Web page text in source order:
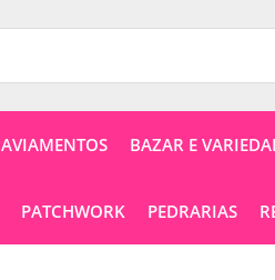
AVIAMENTOS BAZAR E
PATCHWORK PEDRARIAS